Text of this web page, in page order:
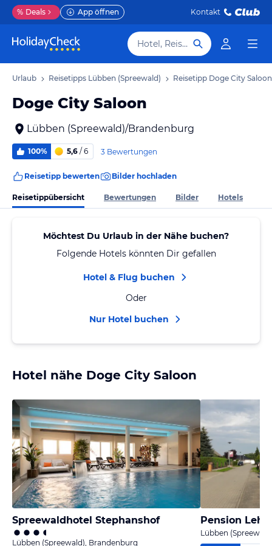
% Deals App öffnen Kontakt
Hotel, Reiseziel
Urlaub Reisetipps Lübben (Spreewald) Reisetipp Doge City Saloon
Doge City Saloon
Lübben (Spreewald)/Brandenburg
100% 5,6 / 6 3 Bewertungen
Reisetipp bewerten Bilder hochladen
Reisetippübersicht Bewertungen Bilder Hotels
Möchtest Du Urlaub in der Nähe buchen?
Folgende Hotels könnten Dir gefallen
Hotel & Flug buchen
Oder
Nur Hotel buchen
Hotel nähe Doge City Saloon
Spreewaldhotel Stephanshof
Lübben (Spreewald), Brandenburg
Pension
Lübben